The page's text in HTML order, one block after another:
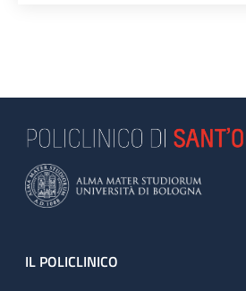
Footer
IL POLICLINICO